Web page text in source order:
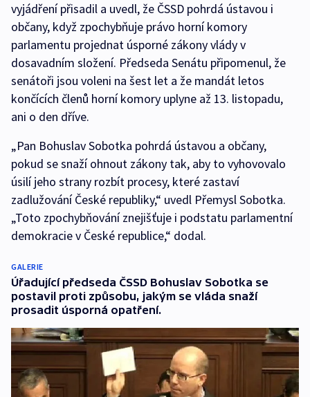
vyjádření přisadil a uvedl, že ČSSD pohrdá ústavou i
občany, když zpochybňuje právo horní komory
parlamentu projednat úsporné zákony vlády v
dosavadním složení. Předseda Senátu připomenul, že
senátoři jsou voleni na šest let a že mandát letos
končících členů horní komory uplyne až 13. listopadu,
ani o den dříve.
„Pan Bohuslav Sobotka pohrdá ústavou a občany,
pokud se snaží ohnout zákony tak, aby to vyhovovalo
úsilí jeho strany rozbít procesy, které zastaví
zadlužování České republiky,“ uvedl Přemysl Sobotka.
„Toto zpochybňování znejišťuje i podstatu parlamentní
demokracie v České republice,“ dodal.
GALERIE
Úřadující předseda ČSSD Bohuslav Sobotka se
postavil proti způsobu, jakým se vláda snaží
prosadit úsporná opatření.